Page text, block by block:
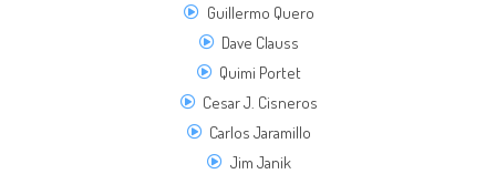
Guillermo Quero
Dave Clauss
Quimi Portet
Cesar J. Cisneros
Carlos Jaramillo
Jim Janik